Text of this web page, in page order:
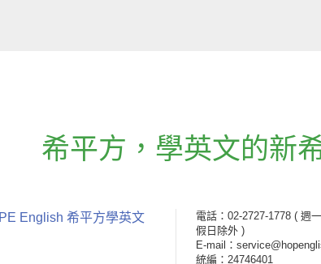
希平方 ， 學英文的新
English 希平方學英文 電話：02-2727-1778 ( 週
假日除外 )
E-mail：
統編：24746401